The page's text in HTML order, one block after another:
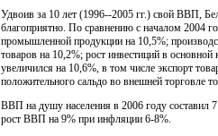
Удвоив за 10 лет (1996--2005 гг.) свой ВВП,
благоприятно. По сравнению с началом 2004
промышленной продукции на 10,5%;
товаров на 10,2%; рост инвестиций в
увеличился на 10,6%, в том числе экспорт
положительного сальдо во внешней
ВВП на душу населения в 2006 году составил
рост ВВП на 9% при инфляции 6-8%.